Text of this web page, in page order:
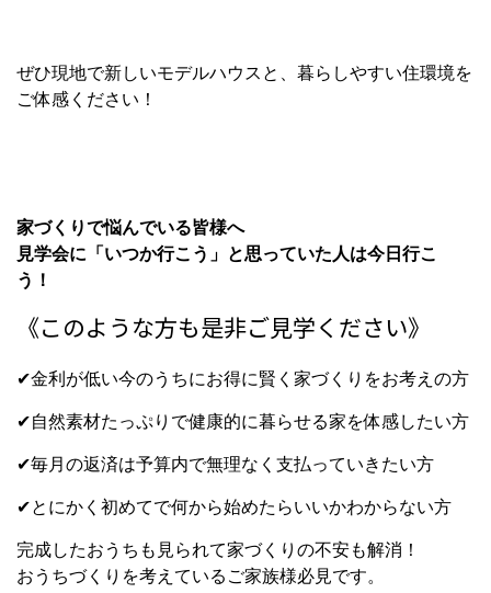
ぜひ現地で新しいモデルハウスと、暮らしやすい住環境を
ご体感ください！
家づくりで悩んでいる皆様へ
見学会に「いつか行こう」と思っていた人は今日行こ
う！
《このような方も是非ご見学ください》
✔金利が低い今のうちにお得に賢く家づくりをお考えの方
✔自然素材たっぷりで健康的に暮らせる家を体感したい方
✔毎月の返済は予算内で無理なく支払っていきたい方
✔とにかく初めてで何から始めたらいいかわからない方
完成したおうちも見られて家づくりの不安も解消！
おうちづくりを考えているご家族様必見です。